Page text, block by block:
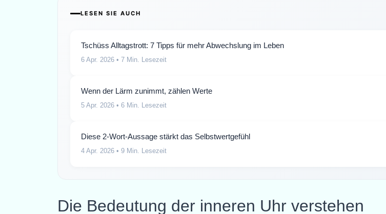
LESEN SIE AUCH
Tschüss Alltagstrott: 7 Tipps für mehr Abwechslung im Leben
6 Apr. 2026 • 7 Min. Lesezeit
Wenn der Lärm zunimmt, zählen Werte
5 Apr. 2026 • 6 Min. Lesezeit
Diese 2-Wort-Aussage stärkt das Selbstwertgefühl
4 Apr. 2026 • 9 Min. Lesezeit
Die Bedeutung der inneren Uhr verstehen